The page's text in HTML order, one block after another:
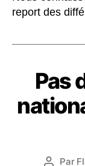
report des
Pas
Auteur
Par